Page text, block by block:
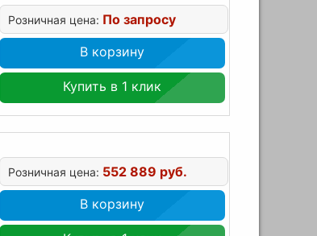
Розничная цена: По запросу
В корзину
Купить в 1 клик
Розничная цена: 552 889 руб.
В корзину